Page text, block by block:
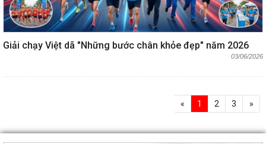
Giải chạy Việt dã "Những bước chân khỏe đẹp" năm 2026
03/06/2026
« 1 2 3 »